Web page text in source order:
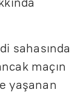
sahasında
maçın
yaşanan